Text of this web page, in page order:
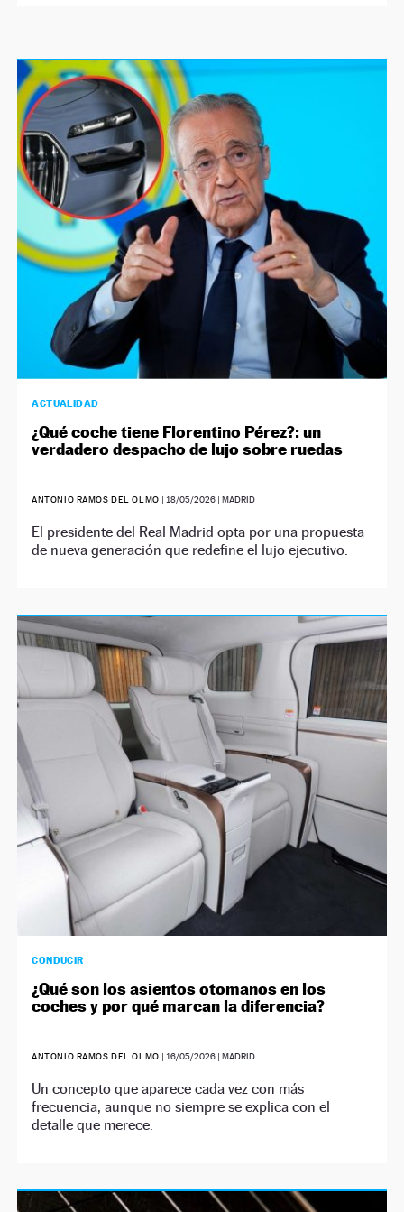
ACTUALIDAD
¿Qué coche tiene Florentino Pérez?: un
verdadero despacho de lujo sobre ruedas
ANTONIO RAMOS DEL OLMO | 18/05/2026| MADRID
El presidente del Real Madrid opta por una propuesta
de nueva generación que redefine el lujo ejecutivo.
CONDUCIR
¿Qué son los asientos otomanos en los
coches y por qué marcan la diferencia?
ANTONIO RAMOS DEL OLMO | 16/05/2026| MADRID
Un concepto que aparece cada vez con más
frecuencia, aunque no siempre se explica con el
detalle que merece.